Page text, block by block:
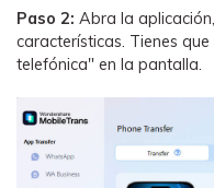
Paso 2: Abra la
características. Tienes
telefónica" en la pantalla.